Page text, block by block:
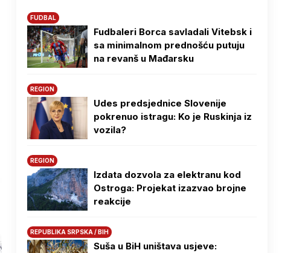
FUDBAL
Fudbaleri Borca savladali Vitebsk i
sa minimalnom prednošću putuju
na revanš u Mađarsku
REGION
Udes predsjednice Slovenije
pokrenuo istragu: Ko je Ruskinja iz
vozila?
REGION
Izdata dozvola za elektranu kod
Ostroga: Projekat izazvao brojne
reakcije
REPUBLIKA SRPSKA / BIH
Suša u BiH uništava usjeve: